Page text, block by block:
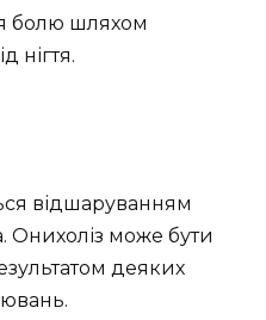
болю шляхом
нігтя.
відшаруванням
Онихоліз може бути
деяких